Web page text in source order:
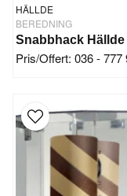
HÄLLDE
BEREDNING
Pris/Offert: 036 - 777